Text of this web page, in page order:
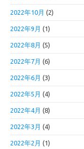
2022年10月 (2)
2022年9月 (1)
2022年8月 (5)
2022年7月 (6)
2022年6月 (3)
2022年5月 (4)
2022年4月 (8)
2022年3月 (4)
2022年2月 (1)